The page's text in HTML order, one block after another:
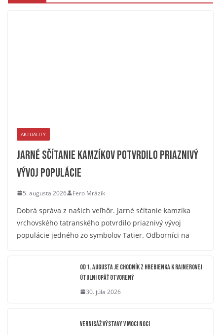
AKTUALITY
Jarné sčítanie kamzíkov potvrdilo priaznivý
vývoj populácie
5. augusta 2026 Fero Mrázik
Dobrá správa z našich veľhôr. Jarné sčítanie kamzíka
vrchovského tatranského potvrdilo priaznivý vývoj
populácie jedného zo symbolov Tatier. Odborníci na
OD 1. AUGUSTA JE CHODNÍK Z HREBIENKA K RAINEROVEJ
ÚTULNI OPÄŤ OTVORENÝ
30. júla 2026
Vernisáž výstavy V moci noci